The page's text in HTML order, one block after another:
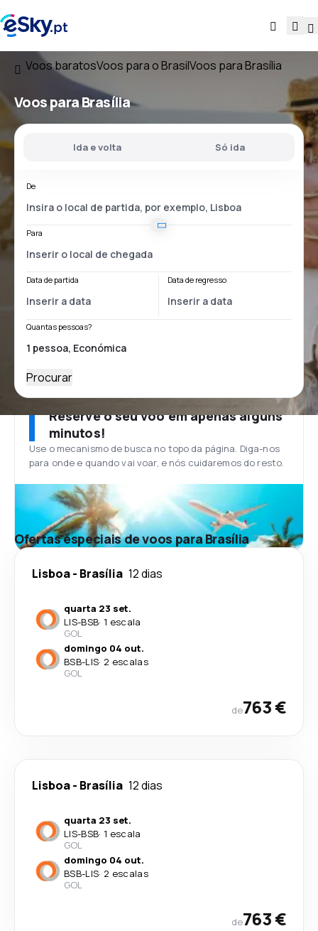
Voos baratosVoos para o BrasilVoos para Brasília
Voos para Brasília
Ida e volta Só ida
De
Para
Data de partida Data de regresso
Quantas pessoas?
Procurar
Reserve o seu voo em apenas alguns
minutos!
Use o mecanismo de busca no topo da página. Diga-nos
para onde e quando vai voar, e nós cuidaremos do resto.
Ofertas especiais de voos para Brasília
Lisboa- Brasília 12 dias
quarta 23 set.
LIS-BSB· 1 escala
GOL
domingo 04 out.
BSB-LIS· 2 escalas
GOL
de763 €
Lisboa- Brasília 12 dias
quarta 23 set.
LIS-BSB· 1 escala
GOL
domingo 04 out.
BSB-LIS· 2 escalas
GOL
de763 €